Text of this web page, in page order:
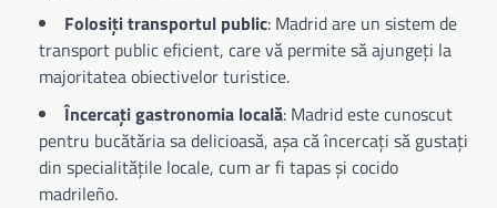
Folosiți transportul public: Madrid are un sistem de
transport public eficient, care vă permite să ajungeți la
majoritatea obiectivelor turistice.
Încercați gastronomia locală: Madrid este cunoscut
pentru bucătăria sa delicioasă, așa că încercați să gustați
din specialitățile locale, cum ar fi tapas și cocido
madrileño.